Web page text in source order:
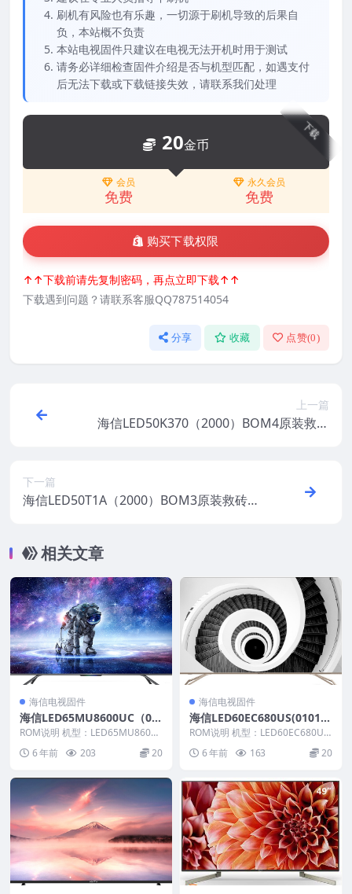
刷机有风险也有乐趣，一切源于刷机导致的后果自
负，本站概不负责
本站电视固件只建议在电视无法开机时用于测试
请务必详细检查固件介绍是否与机型匹配，如遇支付
后无法下载或下载链接失效，请联系我们处理
下载
20金币
会员
免费
永久会员
免费
购买下载权限
↑↑下载前请先复制密码，再点立即下载↑↑
下载遇到问题？请联系客服QQ787514054
分享 收藏 点赞(0)
上一篇
海信LED50K370（2000）BOM4原装救砖
下一篇
海信LED50T1A（2000）BOM3原装救砖刷
相关文章
海信电视固件
海信LED65MU8600UC（00
00）BOM1_C011官方原厂U
SB刷机电视固件包
ROM说明 机型：LED65MU8600
UC 固件版本：（0000） BOM：
1... 6 年前 203 20
海信电视固件
海信LED60EC680US(0101）
BOM3_C002_20170907官方
原厂USB刷机电视固件包
ROM说明 机型：LED60EC680US
固件版本：（0101） BOM：3 ...
6 年前 163 20